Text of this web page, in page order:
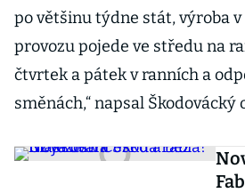
po většinu týdne stát, výroba
provozu pojede ve středu na
čtvrtek a pátek v ranních a
směnách,“ napsal Škodovácký